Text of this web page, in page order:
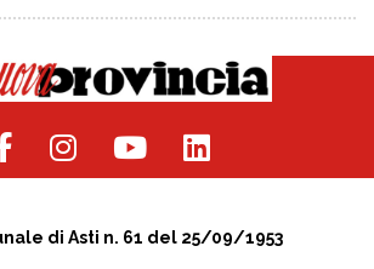
di Asti n. 61 del 25/09/1953